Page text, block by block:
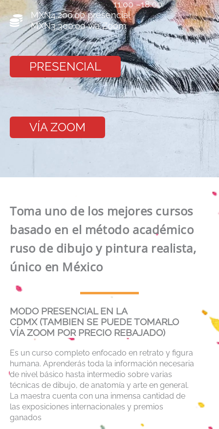
11:00 –18:00
MXN4,200.00presencial
MXN3,300.00via Zoom
PRESENCIAL
VÍA ZOOM
Toma uno de los mejores cursos
basado en el método académico
ruso de dibujo y pintura realista,
único en México
MODO PRESENCIAL EN LA
CDMX (TAMBIEN SE PUEDE TOMARLO
VÍA ZOOM POR PRECIO REBAJADO)
Es un curso completo enfocado en retrato y figura
humana. Aprenderás toda la información necesaria
de nivel básico hasta intermedio sobre varias
técnicas de dibujo, de anatomía y arte en general.
La maestra cuenta con una inmensa cantidad de
las exposiciones internacionales y premios
ganados